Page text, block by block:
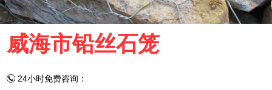
威海市铅丝石笼
24小时免费咨询：